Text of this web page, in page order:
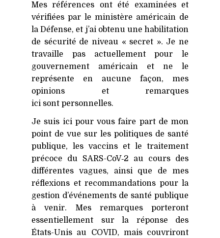
Mes références ont été examinées et
vérifiées par le ministère américain de
la Défense, et j’ai obtenu une habilitation
de sécurité de niveau « secret ». Je ne
travaille pas actuellement pour le
gouvernement américain et ne le
représente en aucune façon, mes
opinions et remarques
ici sont personnelles.
Je suis ici pour vous faire part de mon
point de vue sur les politiques de santé
publique, les vaccins et le traitement
précoce du SARS-CoV‑2 au cours des
différentes vagues, ainsi que de mes
réflexions et recommandations pour la
gestion d’événements de santé publique
à venir. Mes remarques porteront
essentiellement sur la réponse des
États-Unis au COVID, mais couvriront